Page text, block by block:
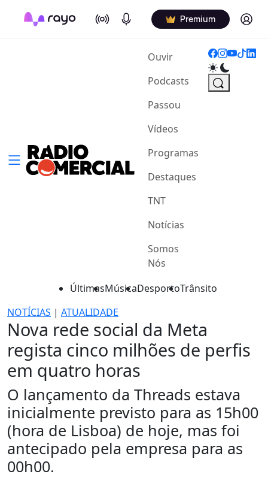
On Air Podcasts Premium Log in
Ouvir(current)
Podcasts
Passou
Vídeos
Programas
Destaques
TNT
Notícias
Somos
Nós
ÚltimasMúsicaDesportoTrânsito
NOTÍCIAS | ATUALIDADE
Nova rede social da Meta
regista cinco milhões de perfis
em quatro horas
O lançamento da Threads estava
inicialmente previsto para as 15h00
(hora de Lisboa) de hoje, mas foi
antecipado pela empresa para as
00h00.